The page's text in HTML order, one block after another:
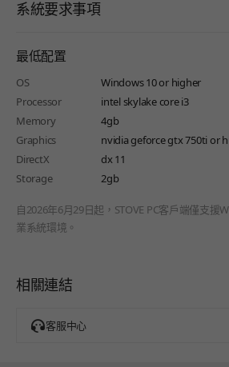
系統要求事項
最低配置
OS
Windows 10 or higher
Processor
intel skylake core i3
Memory
4gb
Graphics
nvidia geforce gtx 750ti or
DirectX
dx 11
Storage
2gb
自2026年6月29日起，STOVE PC客戶端僅支援
業系統環境。
相關連結
客服中心